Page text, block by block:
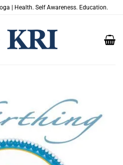
| Health. Self Awareness. Education.